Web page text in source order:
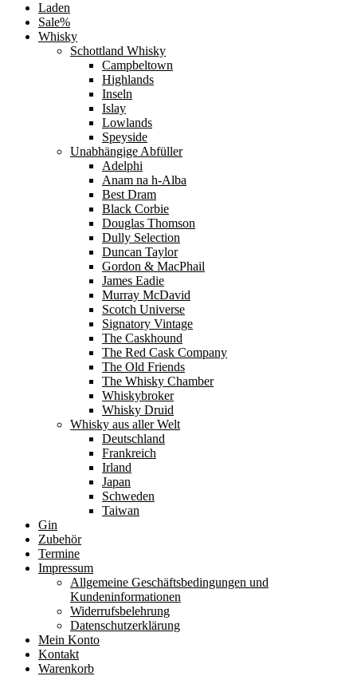
Laden
Sale%
Whisky
Schottland Whisky
Campbeltown
Highlands
Inseln
Islay
Lowlands
Speyside
Unabhängige Abfüller
Adelphi
Anam na h-Alba
Best Dram
Black Corbie
Douglas Thomson
Dully Selection
Duncan Taylor
Gordon & MacPhail
James Eadie
Murray McDavid
Scotch Universe
Signatory Vintage
The Caskhound
The Red Cask Company
The Old Friends
The Whisky Chamber
Whiskybroker
Whisky Druid
Whisky aus aller Welt
Deutschland
Frankreich
Irland
Japan
Schweden
Taiwan
Gin
Zubehör
Termine
Impressum
Allgemeine Geschäftsbedingungen und
Kundeninformationen
Widerrufsbelehrung
Datenschutzerklärung
Mein Konto
Kontakt
Warenkorb